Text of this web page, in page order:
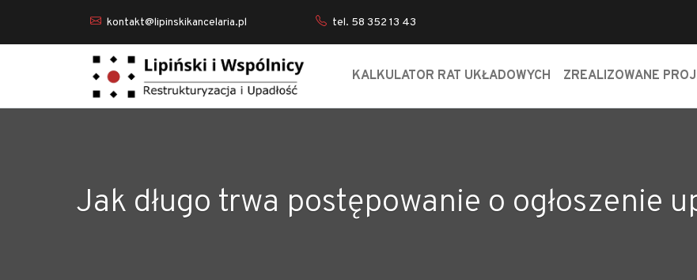
kontakt@lipinskikancelaria.pl tel. 58 352 13 43
KALKULATOR RAT UKŁADOWYCH ZREALIZOWANE
Jak długo trwa postępowanie o ogłoszenie